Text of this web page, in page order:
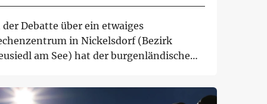
der Debatte über ein etwaiges
in Nickelsdorf (Bezirk
am See) hat der burgenländische